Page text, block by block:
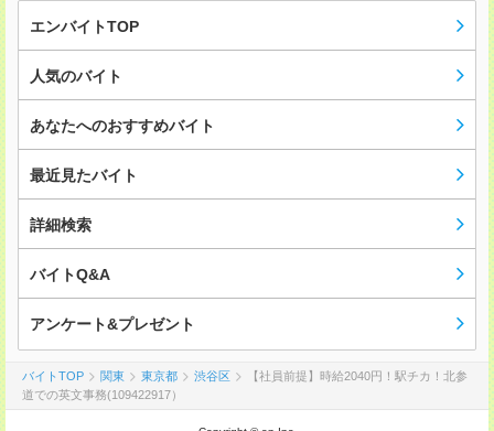
エンバイトTOP
人気のバイト
あなたへのおすすめバイト
最近見たバイト
詳細検索
バイトQ&A
アンケート&プレゼント
バイトTOP 関東 東京都 渋谷区
【社員前提】時給2040円！駅チカ！北参
道での英文事務(109422917）